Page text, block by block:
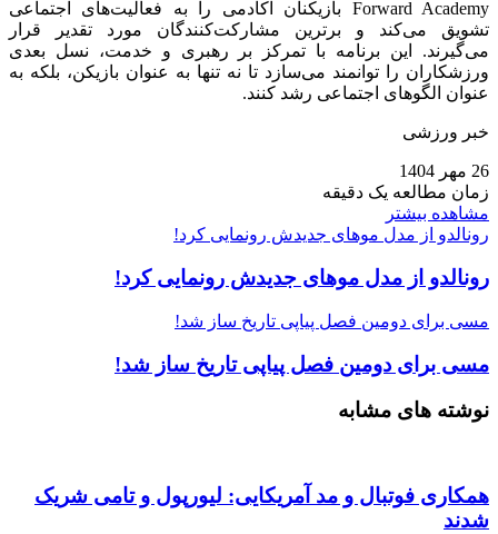
Forward Academy بازیکنان آکادمی را به فعالیت‌های اجتماعی
تشویق می‌کند و برترین مشارکت‌کنندگان مورد تقدیر قرار
می‌گیرند. این برنامه با تمرکز بر رهبری و خدمت، نسل بعدی
ورزشکاران را توانمند می‌سازد تا نه تنها به عنوان بازیکن، بلکه به
عنوان الگوهای اجتماعی رشد کنند.
خبر ورزشی
26 مهر 1404
زمان مطالعه یک دقیقه
مشاهده بیشتر
رونالدو از مدل موهای جدیدش رونمایی کرد!
رونالدو از مدل موهای جدیدش رونمایی کرد!
مسی برای دومین فصل پیاپی تاریخ ساز شد!
مسی برای دومین فصل پیاپی تاریخ ساز شد!
نوشته های مشابه
همکاری فوتبال و مد آمریکایی: لیورپول و تامی شریک
شدند